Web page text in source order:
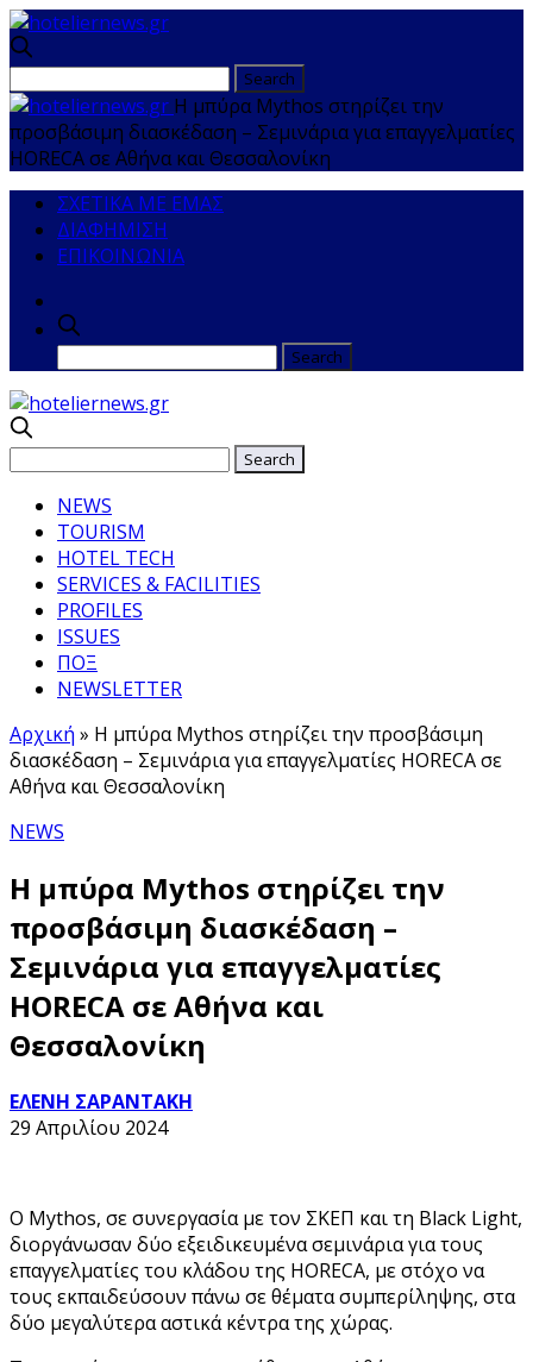
Η μπύρα Mythos στηρίζει την
προσβάσιμη διασκέδαση – Σεμινάρια για επαγγελματίες
HORECA σε Αθήνα και Θεσσαλονίκη
ΣΧΕΤΙΚΑ ΜΕ ΕΜΑΣ
ΔΙΑΦΗΜΙΣΗ
ΕΠΙΚΟΙΝΩΝΙΑ
NEWS
TOURISM
HOTEL TECH
SERVICES & FACILITIES
PROFILES
ISSUES
ΠΟΞ
NEWSLETTER
Αρχική » Η μπύρα Mythos στηρίζει την προσβάσιμη
διασκέδαση – Σεμινάρια για επαγγελματίες HORECA σε
Αθήνα και Θεσσαλονίκη
NEWS
Η μπύρα Mythos στηρίζει την
προσβάσιμη διασκέδαση –
Σεμινάρια για επαγγελματίες
HORECA σε Αθήνα και
Θεσσαλονίκη
ΕΛΕΝΗ ΣΑΡΑΝΤΑΚΗ
29 Απριλίου 2024
Ο Mythos, σε συνεργασία με τον ΣΚΕΠ και τη Black Light,
διοργάνωσαν δύο εξειδικευμένα σεμινάρια για τους
επαγγελματίες του κλάδου της HORECA, με στόχο να
τους εκπαιδεύσουν πάνω σε θέματα συμπερίληψης, στα
δύο μεγαλύτερα αστικά κέντρα της χώρας.